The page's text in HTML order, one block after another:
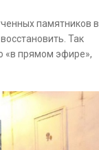
памятников в
Так
«в прямом эфире»,